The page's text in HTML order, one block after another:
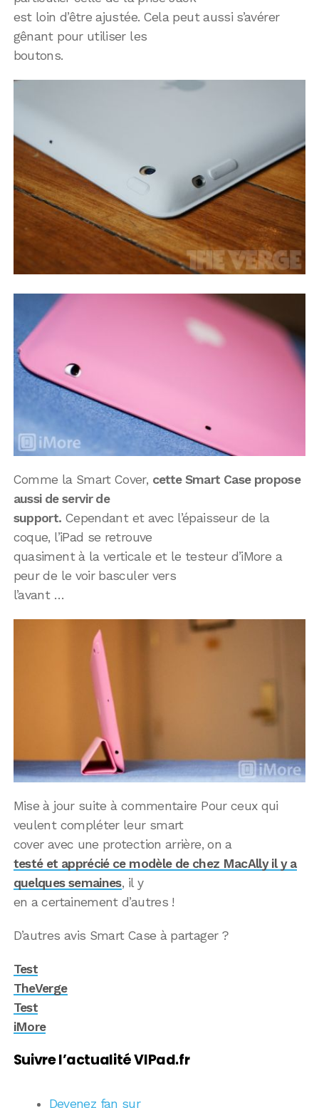
est loin d’être ajustée. Cela peut aussi s’avérer
gênant pour utiliser les
boutons.
Comme la Smart Cover, cette Smart Case propose
aussi de servir de
support. Cependant et avec l’épaisseur de la
coque, l’iPad se retrouve
quasiment à la verticale et le testeur d’iMore a
peur de le voir basculer vers
l’avant …
Mise à jour suite à commentaire Pour ceux qui
veulent compléter leur smart
cover avec une protection arrière, on a
testé et apprécié ce modèle de chez MacAlly il y a
quelques semaines, il y
en a certainement d’autres !
D’autres avis Smart Case à partager ?
Test
TheVerge
Test
iMore
Suivre l’actualité VIPad.fr
Devenez fan sur